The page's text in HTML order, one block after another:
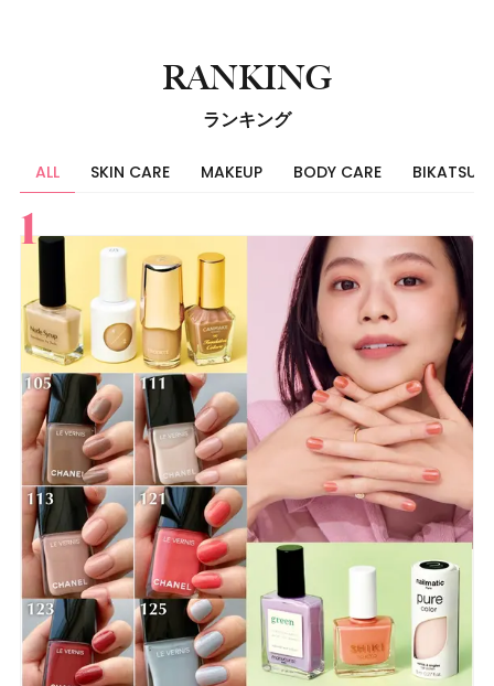
RANKING
ランキング
ALL SKIN CARE MAKEUP BODY CARE BIKATSU
すべて
スキンケア
メイク
ボディケア
美活
ヘア
ライフスタイル
ビューティーズ